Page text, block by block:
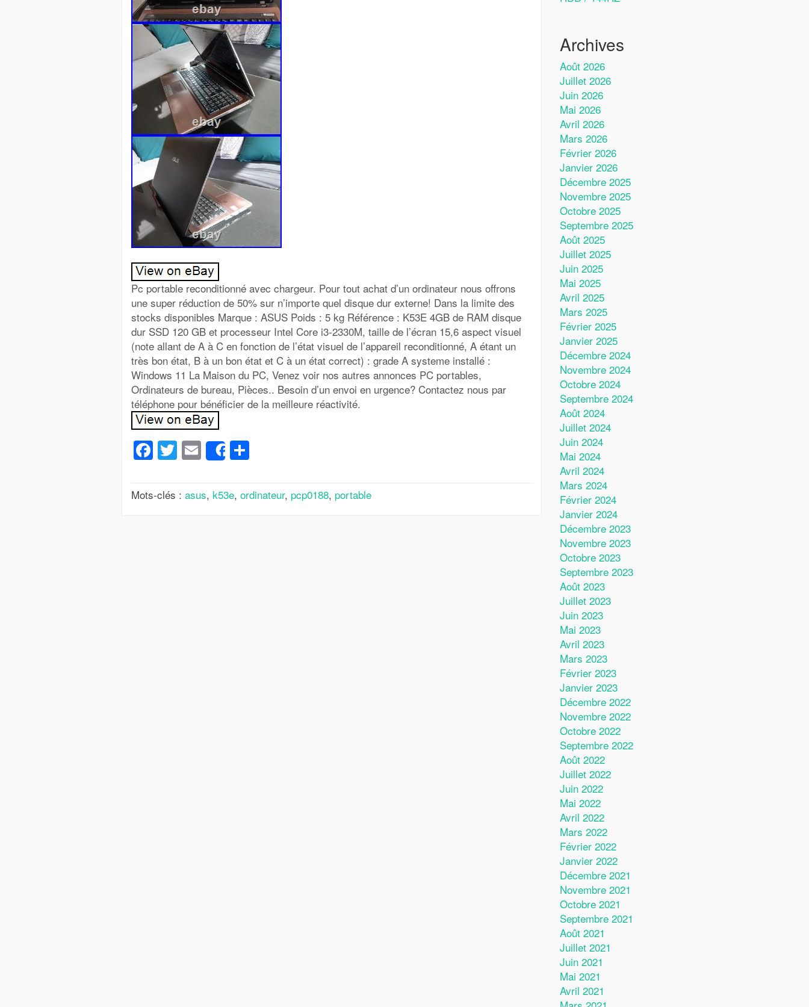
Pc portable reconditionné avec chargeur. Pour tout achat d’un ordinateur nous offrons
une super réduction de 50% sur n’importe quel disque dur externe! Dans la limite des
stocks disponibles Marque : ASUS Poids : 5 kg Référence : K53E 4GB de RAM disque
dur SSD 120 GB et processeur Intel Core i3-2330M, taille de l’écran 15,6 aspect visuel
(note allant de A à C en fonction de l’état visuel de l’appareil reconditionné, A étant un
très bon état, B à un bon état et C à un état correct) : grade A systeme installé :
Windows 11 La Maison du PC, Venez voir nos autres annonces PC portables,
Ordinateurs de bureau, Pièces.. Besoin d’un envoi en urgence? Contactez nous par
téléphone pour bénéficier de la meilleure réactivité.
Facebook
Twitter
Email
Share
Mots-clés : asus, k53e, ordinateur, pcp0188, portable
Archives
Août 2026
Juillet 2026
Juin 2026
Mai 2026
Avril 2026
Mars 2026
Février 2026
Janvier 2026
Décembre 2025
Novembre 2025
Octobre 2025
Septembre 2025
Août 2025
Juillet 2025
Juin 2025
Mai 2025
Avril 2025
Mars 2025
Février 2025
Janvier 2025
Décembre 2024
Novembre 2024
Octobre 2024
Septembre 2024
Août 2024
Juillet 2024
Juin 2024
Mai 2024
Avril 2024
Mars 2024
Février 2024
Janvier 2024
Décembre 2023
Novembre 2023
Octobre 2023
Septembre 2023
Août 2023
Juillet 2023
Juin 2023
Mai 2023
Avril 2023
Mars 2023
Février 2023
Janvier 2023
Décembre 2022
Novembre 2022
Octobre 2022
Septembre 2022
Août 2022
Juillet 2022
Juin 2022
Mai 2022
Avril 2022
Mars 2022
Février 2022
Janvier 2022
Décembre 2021
Novembre 2021
Octobre 2021
Septembre 2021
Août 2021
Juillet 2021
Juin 2021
Mai 2021
Avril 2021